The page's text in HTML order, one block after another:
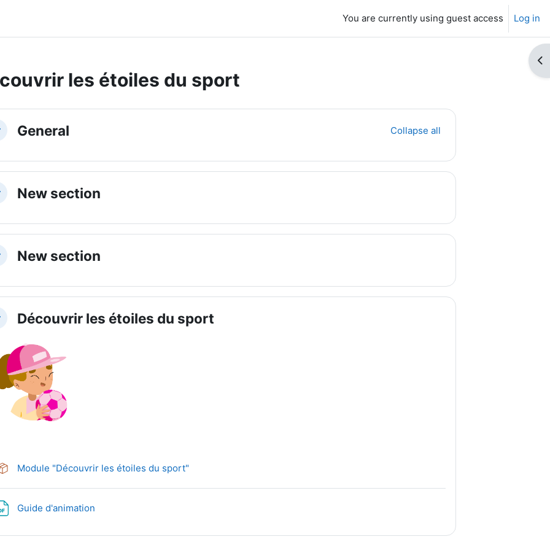
You are currently using guest access Log in
les étoiles du sport
outline
General Collapse all
New section
New section
Découvrir les étoiles du sport
Module "Découvrir les étoiles du sport"SCORM package
Guide d'animation